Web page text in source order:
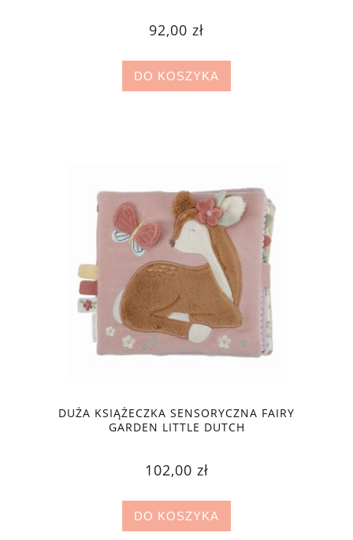
92,00 zł
DO KOSZYKA
DUŻA KSIĄŻECZKA SENSORYCZNA FAIRY
GARDEN LITTLE DUTCH
102,00 zł
DO KOSZYKA